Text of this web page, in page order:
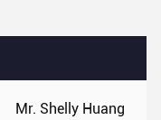
Mr. Shelly Huang